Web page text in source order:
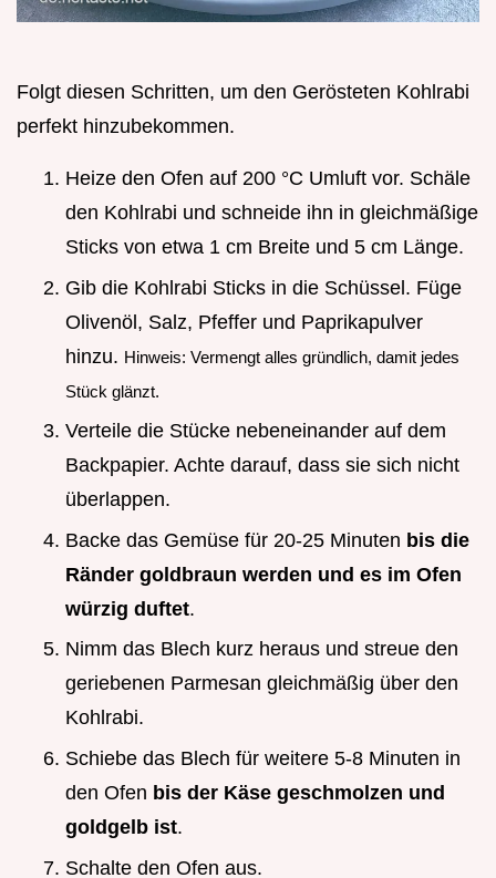
Folgt diesen Schritten, um den Gerösteten Kohlrabi
perfekt hinzubekommen.
Heize den Ofen auf 200 °C Umluft vor. Schäle
den Kohlrabi und schneide ihn in gleichmäßige
Sticks von etwa 1 cm Breite und 5 cm Länge.
Gib die Kohlrabi Sticks in die Schüssel. Füge
Olivenöl, Salz, Pfeffer und Paprikapulver
hinzu. Hinweis: Vermengt alles gründlich, damit jedes
Stück glänzt.
Verteile die Stücke nebeneinander auf dem
Backpapier. Achte darauf, dass sie sich nicht
überlappen.
Backe das Gemüse für 20-25 Minuten bis die
Ränder goldbraun werden und es im Ofen
würzig duftet.
Nimm das Blech kurz heraus und streue den
geriebenen Parmesan gleichmäßig über den
Kohlrabi.
Schiebe das Blech für weitere 5-8 Minuten in
den Ofen bis der Käse geschmolzen und
goldgelb ist.
Schalte den Ofen aus.